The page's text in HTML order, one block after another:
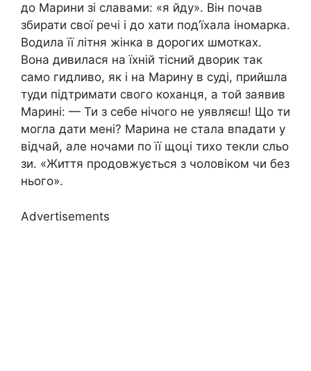
до Марини зі славами: «я йду». Він почав
збирати свої речі і до хати под’їхала іномарка.
Водила її літня жінка в дорогих шмотках.
Вона дивилася на їхній тісний дворик так
само гидливо, як і на Марину в суді, прийшла
туди підтримати свого коханця, а той заявив
Марині: — Ти з себе нічого не уявляєш! Що ти
могла дати мені? Марина не стала впадати у
відчай, але ночами по її щоці тихо текли сльо
зи. «Життя продовжується з чоловіком чи без
нього».
Advertisements